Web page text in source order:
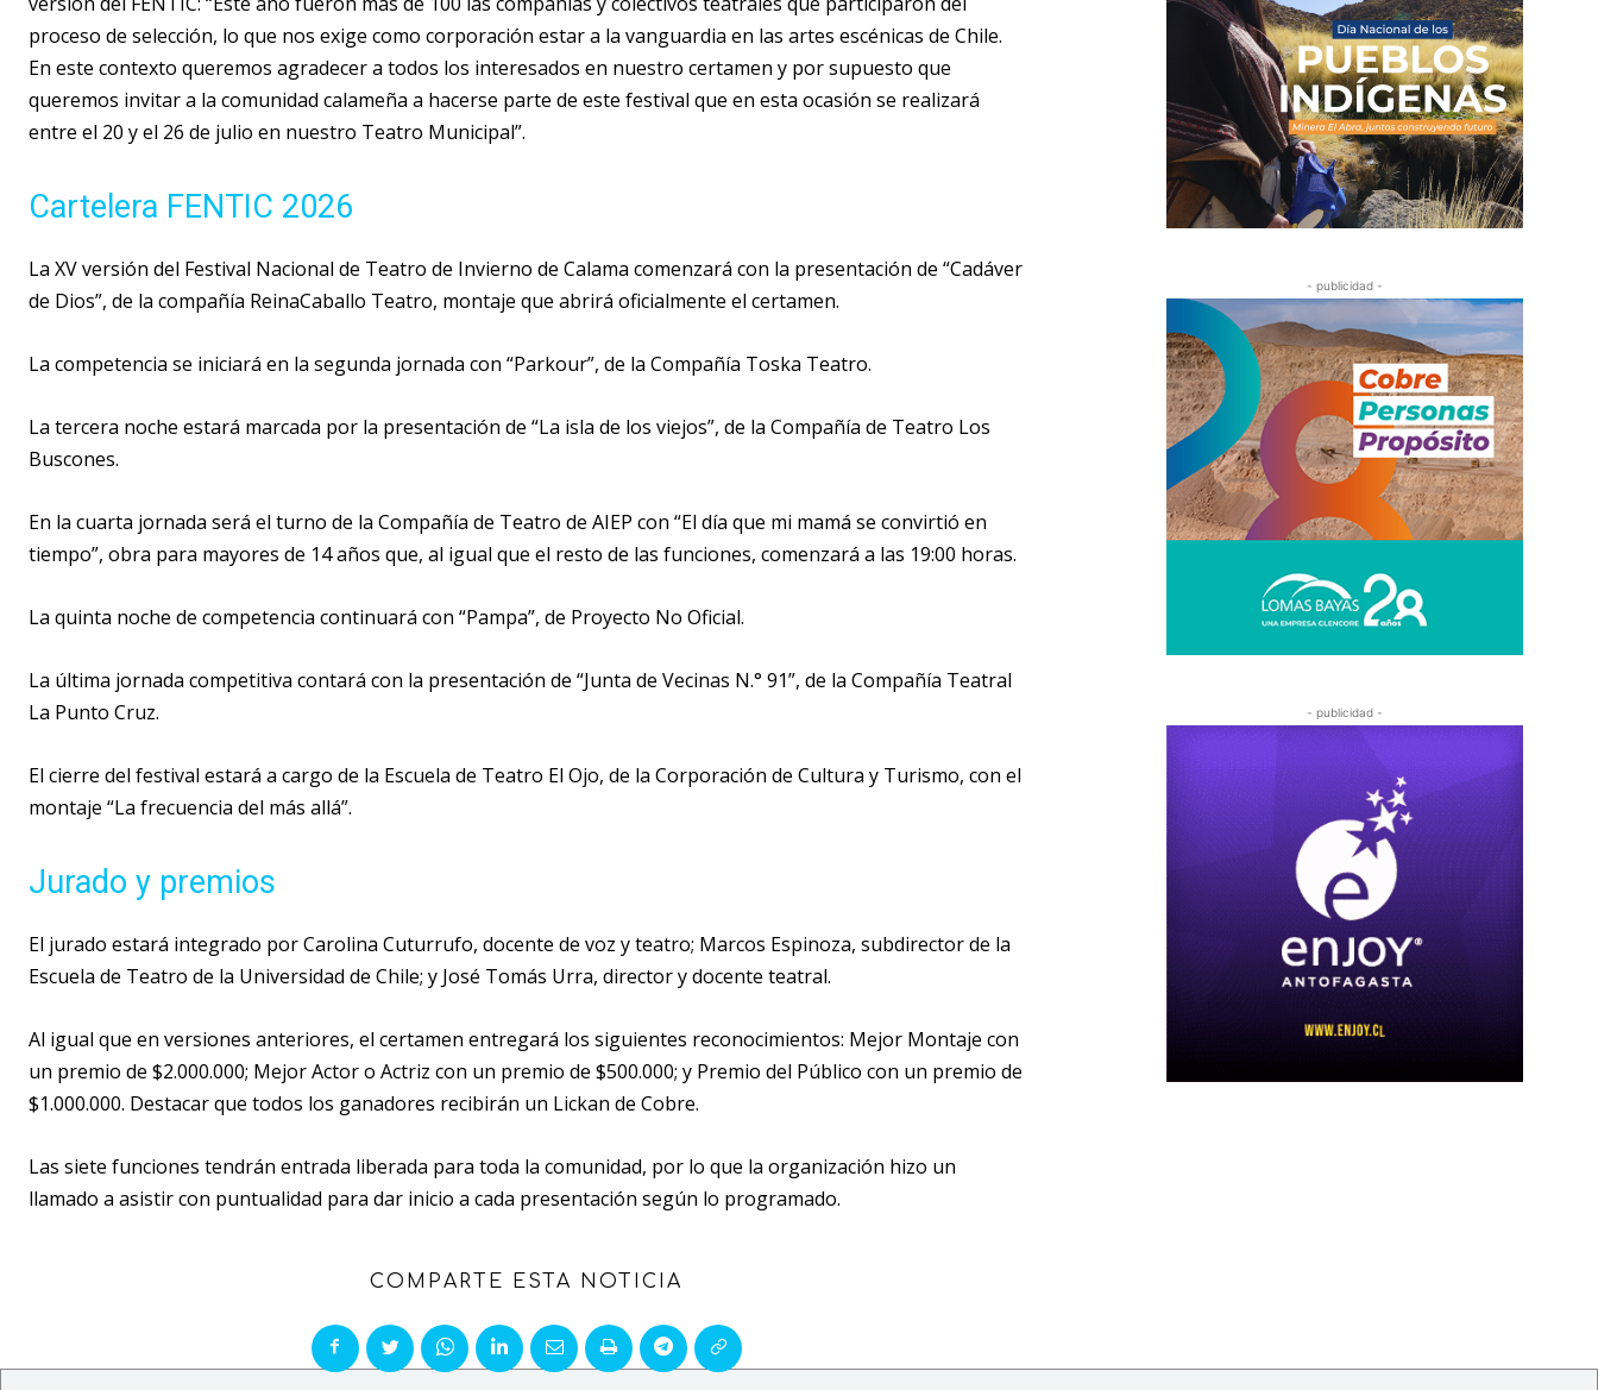
proceso de selección, lo que nos exige como corporación estar a la vanguardia en las artes escénicas de Chile.
En este contexto queremos agradecer a todos los interesados en nuestro certamen y por supuesto que
queremos invitar a la comunidad calameña a hacerse parte de este festival que en esta ocasión se realizará
entre el 20 y el 26 de julio en nuestro Teatro Municipal”.
Cartelera FENTIC 2026
La XV versión del Festival Nacional de Teatro de Invierno de Calama comenzará con la presentación de “Cadáver
de Dios”, de la compañía ReinaCaballo Teatro, montaje que abrirá oficialmente el certamen.
La competencia se iniciará en la segunda jornada con “Parkour”, de la Compañía Toska Teatro.
La tercera noche estará marcada por la presentación de “La isla de los viejos”, de la Compañía de Teatro Los
Buscones.
En la cuarta jornada será el turno de la Compañía de Teatro de AIEP con “El día que mi mamá se convirtió en
tiempo”, obra para mayores de 14 años que, al igual que el resto de las funciones, comenzará a las 19:00 horas.
La quinta noche de competencia continuará con “Pampa”, de Proyecto No Oficial.
La última jornada competitiva contará con la presentación de “Junta de Vecinas N.° 91”, de la Compañía Teatral
La Punto Cruz.
El cierre del festival estará a cargo de la Escuela de Teatro El Ojo, de la Corporación de Cultura y Turismo, con el
montaje “La frecuencia del más allá”.
Jurado y premios
El jurado estará integrado por Carolina Cuturrufo, docente de voz y teatro; Marcos Espinoza, subdirector de la
Escuela de Teatro de la Universidad de Chile; y José Tomás Urra, director y docente teatral.
Al igual que en versiones anteriores, el certamen entregará los siguientes reconocimientos: Mejor Montaje con
un premio de $2.000.000; Mejor Actor o Actriz con un premio de $500.000; y Premio del Público con un premio de
$1.000.000. Destacar que todos los ganadores recibirán un Lickan de Cobre.
Las siete funciones tendrán entrada liberada para toda la comunidad, por lo que la organización hizo un
llamado a asistir con puntualidad para dar inicio a cada presentación según lo programado.
COMPARTE ESTA NOTICIA
- publicidad -
- publicidad -